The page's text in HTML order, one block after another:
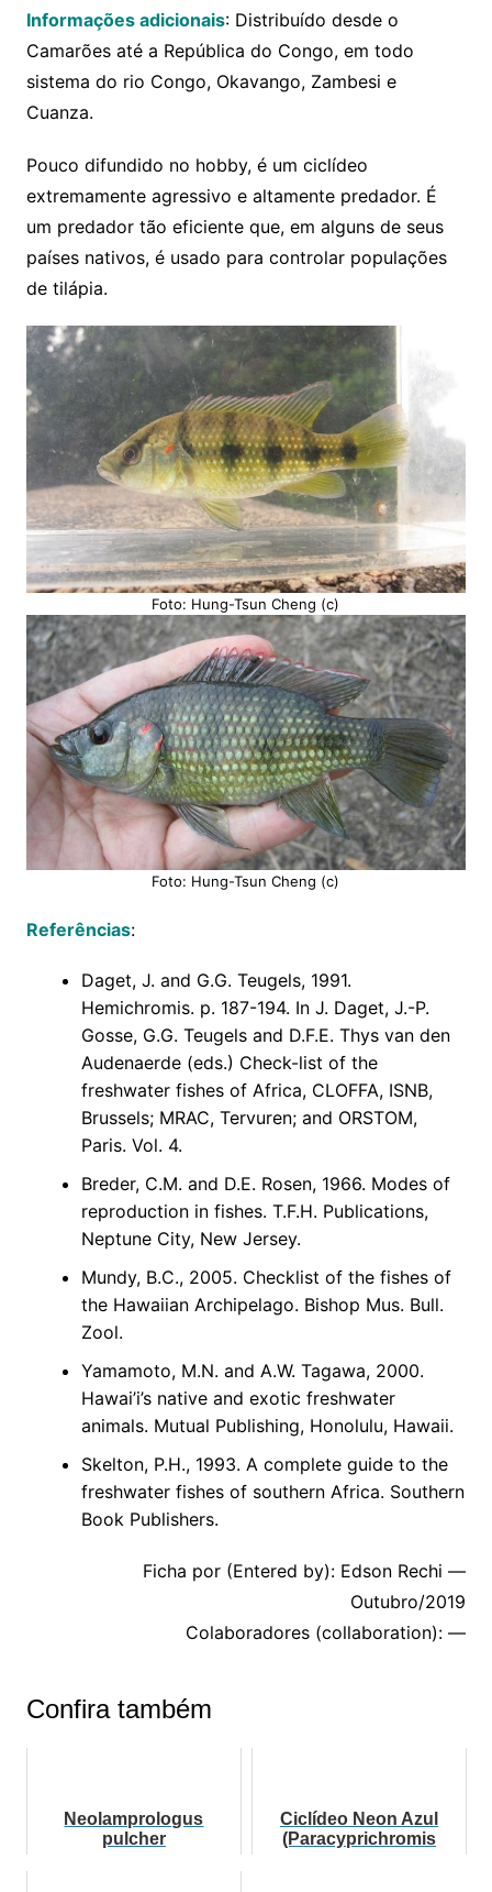
Informações adicionais: Distribuído desde o
Camarões até a República do Congo, em todo
sistema do rio Congo, Okavango, Zambesi e
Cuanza.
Pouco difundido no hobby, é um ciclídeo
extremamente agressivo e altamente predador. É
um predador tão eficiente que, em alguns de seus
países nativos, é usado para controlar populações
de tilápia.
Foto: Hung-Tsun Cheng (c)
Foto: Hung-Tsun Cheng (c)
Referências:
Daget, J. and G.G. Teugels, 1991.
Hemichromis. p. 187-194. In J. Daget, J.-P.
Gosse, G.G. Teugels and D.F.E. Thys van den
Audenaerde (eds.) Check-list of the
freshwater fishes of Africa, CLOFFA, ISNB,
Brussels; MRAC, Tervuren; and ORSTOM,
Paris. Vol. 4.
Breder, C.M. and D.E. Rosen, 1966. Modes of
reproduction in fishes. T.F.H. Publications,
Neptune City, New Jersey.
Mundy, B.C., 2005. Checklist of the fishes of
the Hawaiian Archipelago. Bishop Mus. Bull.
Zool.
Yamamoto, M.N. and A.W. Tagawa, 2000.
Hawai’i’s native and exotic freshwater
animals. Mutual Publishing, Honolulu, Hawaii.
Skelton, P.H., 1993. A complete guide to the
freshwater fishes of southern Africa. Southern
Book Publishers.
Ficha por (Entered by): Edson Rechi —
Outubro/2019
Colaboradores (collaboration): —
Confira também
Neolamprologus
pulcher
Ciclídeo Neon Azul
(Paracyprichromis